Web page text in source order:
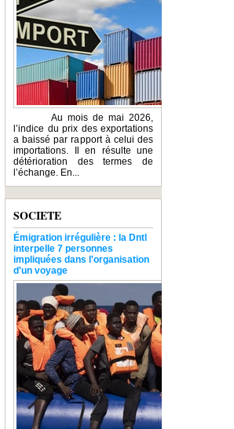
Au mois de mai 2026,
l’indice du prix des exportations
a baissé par rapport à celui des
importations. Il en résulte une
détérioration des termes de
l’échange. En...
SOCIETE
Émigration irrégulière : la Dntl
interpelle 7 personnes
impliquées dans l'organisation
d'un voyage